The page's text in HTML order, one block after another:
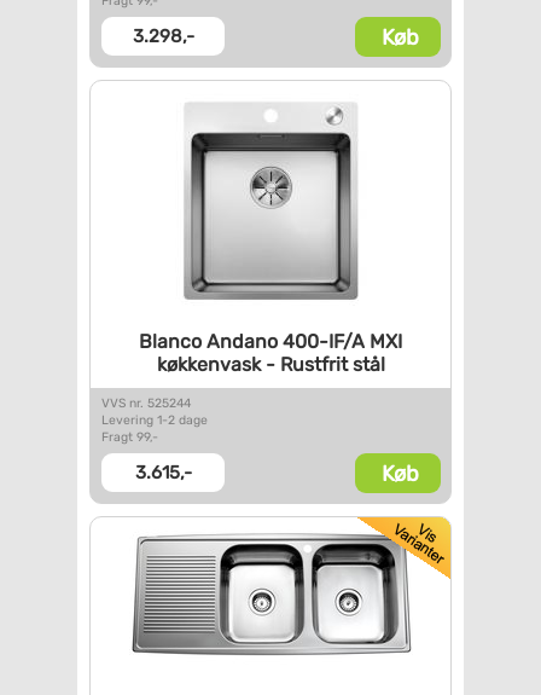
3.298,- Køb
Blanco Andano 400-IF/A MXI
køkkenvask - Rustfrit stål
VVS nr. 525244
Levering 1-2 dage
Fragt 99,-
3.615,- Køb